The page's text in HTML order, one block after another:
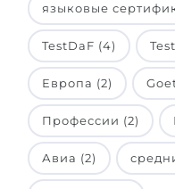
языковые
TestDaF (4)
Европа (2)
Профессии (2)
Авиа (2)